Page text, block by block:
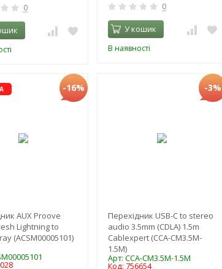
0 0
У кошик
В наявності
-16%
AUX Proove
Lightning to
(ACSM00005101)
-3%
Перехідник USB-C to stereo
audio 3.5mm (CDLA) 1.5m
Cablexpert (CCA-CM3.5M-
1.5M)
Арт: CCA-CM3.5M-1.5M
Код: 756654